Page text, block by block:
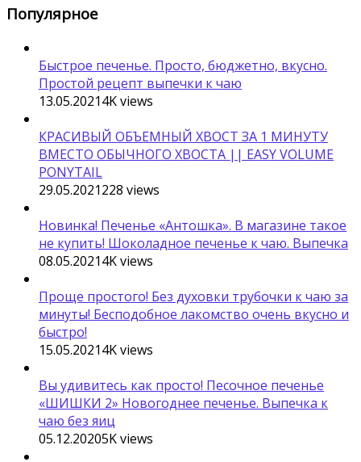
Популярное
Быстрое печенье. Просто, бюджетно, вкусно.
Простой рецепт выпечки к чаю
13.05.20214Kviews
КРАСИВЫЙ ОБЪЕМНЫЙ ХВОСТ ЗА 1 МИНУТУ
ВМЕСТО ОБЫЧНОГО ХВОСТА || EASY VOLUME
PONYTAIL
29.05.2021228 views
Новинка! Печенье «Антошка». В магазине такое
не купить! Шоколадное печенье к чаю. Выпечка
08.05.20214Kviews
Проще простого! Без духовки трубочки к чаю за
минуты! Бесподобное лакомство очень вкусно и
быстро!
15.05.20214Kviews
Вы удивитесь как просто! Песочное печенье
«ШИШКИ 2» Новогоднее печенье. Выпечка к
чаю без яиц
05.12.20205Kviews